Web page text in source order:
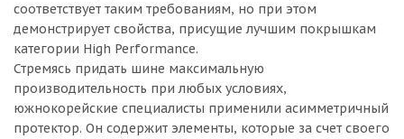
соответствует таким требованиям, но при этом
демонстрирует свойства, присущие лучшим покрышкам
категории High Performance.
Стремясь придать шине максимальную
производительность при любых условиях,
южнокорейские специалисты применили асимметричный
протектор. Он содержит элементы, которые за счет своего